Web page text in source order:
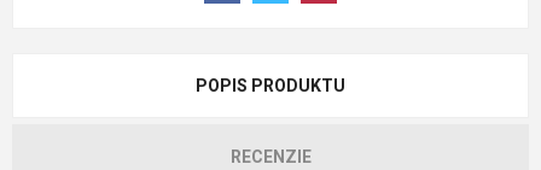
POPIS PRODUKTU
RECENZIE